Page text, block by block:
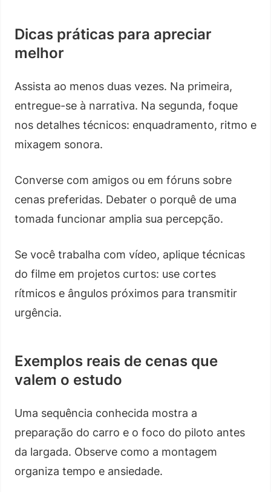
Dicas práticas para apreciar
melhor
Assista ao menos duas vezes. Na primeira,
entregue-se à narrativa. Na segunda, foque
nos detalhes técnicos: enquadramento, ritmo e
mixagem sonora.
Converse com amigos ou em fóruns sobre
cenas preferidas. Debater o porquê de uma
tomada funcionar amplia sua percepção.
Se você trabalha com vídeo, aplique técnicas
do filme em projetos curtos: use cortes
rítmicos e ângulos próximos para transmitir
urgência.
Exemplos reais de cenas que
valem o estudo
Uma sequência conhecida mostra a
preparação do carro e o foco do piloto antes
da largada. Observe como a montagem
organiza tempo e ansiedade.